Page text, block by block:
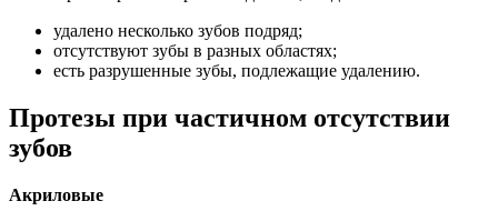
удалено несколько зубов подряд;
отсутствуют зубы в разных областях;
есть разрушенные зубы, подлежащие удалению.
Протезы при частичном отсутствии
зубов
Акриловые